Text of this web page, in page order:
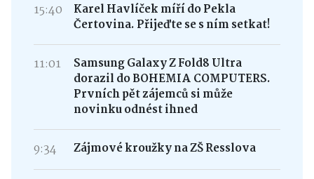
15:40
Karel Havlíček míří do Pekla
Čertovina. Přijeďte se s ním setkat!
11:01
Samsung Galaxy Z Fold8 Ultra
dorazil do BOHEMIA COMPUTERS.
Prvních pět zájemců si může
novinku odnést ihned
9:34 Zájmové kroužky na ZŠ Resslova